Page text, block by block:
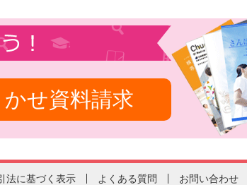
かせ資料請求
法に基づく表示 よくある質問 お問い合わせ